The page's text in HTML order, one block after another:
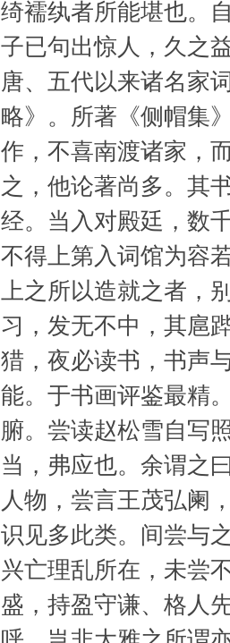
绮襦纨者所能堪也。
子已句出惊人，久之
唐、五代以来诸名家
略》。所著《侧帽集
作，不喜南渡诸家，
之，他论著尚多。其
经。当入对殿廷，数
不得上第入词馆为容
上之所以造就之者，
习，发无不中，其扈
猎，夜必读书，书声
能。于书画评鉴最精
腑。尝读赵松雪自写
当，弗应也。余谓之
人物，尝言王茂弘阑
识见多此类。间尝与
兴亡理乱所在，未尝
盛，持盈守谦、格人